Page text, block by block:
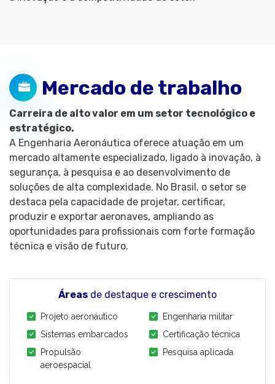
Mercado de trabalho
Carreira de alto valor em um setor tecnológico e
estratégico.
A Engenharia Aeronáutica oferece atuação em um
mercado altamente especializado, ligado à inovação, à
segurança, à pesquisa e ao desenvolvimento de
soluções de alta complexidade. No Brasil, o setor se
destaca pela capacidade de projetar, certificar,
produzir e exportar aeronaves, ampliando as
oportunidades para profissionais com forte formação
técnica e visão de futuro.
Áreas de destaque e crescimento
Projeto aeronáutico
Sistemas embarcados
Propulsão
aeroespacial
Engenharia militar
Certificação técnica
Pesquisa aplicada